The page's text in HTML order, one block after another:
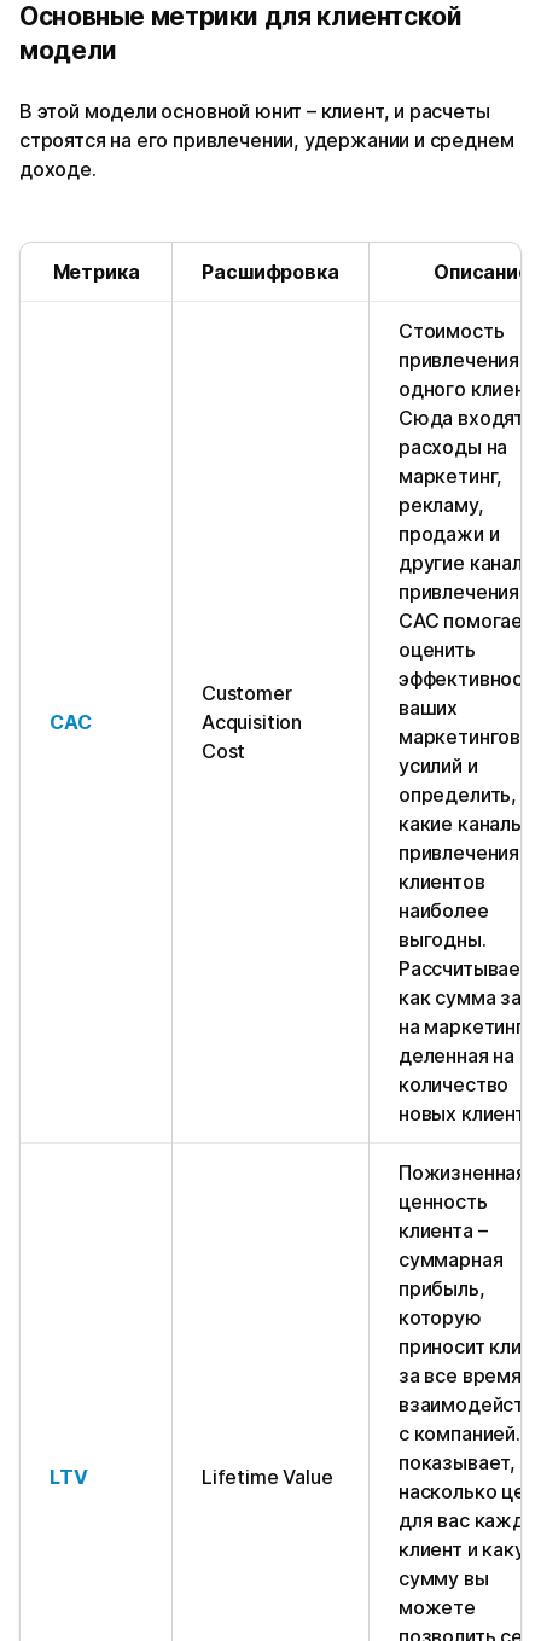
Основные метрики для клиентской
модели
В этой модели основной юнит – клиент, и расчеты
строятся на его привлечении, удержании и среднем
доходе.
Метрика Расшифровка Описание
CAC
Customer
Acquisition
Cost
Стоимость
привлечения
одного
Сюда входят
расходы на
маркетинг,
рекламу,
продажи и
другие каналы
привлечения.
CAC помогает
оценить
ваших
усилий и
определить,
какие каналы
привлечения
клиентов
наиболее
выгодны.
как сумма
на маркетинг,
деленная на
количество
новых
LTV Lifetime Value
Пожизненная
ценность
клиента –
суммарная
прибыль,
которую
приносит
за все время
с компанией.
показывает,
насколько
для вас
клиент и какую
сумму вы
можете